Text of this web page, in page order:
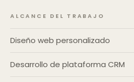
ALCANCE DEL TRABAJO
Diseño web personalizado
Desarrollo de plataforma CRM